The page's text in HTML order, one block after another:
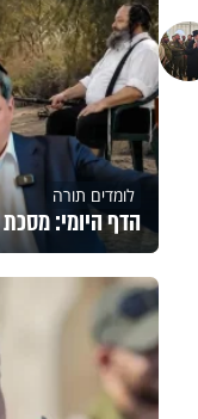
לומדים תורה
הדף היומי: